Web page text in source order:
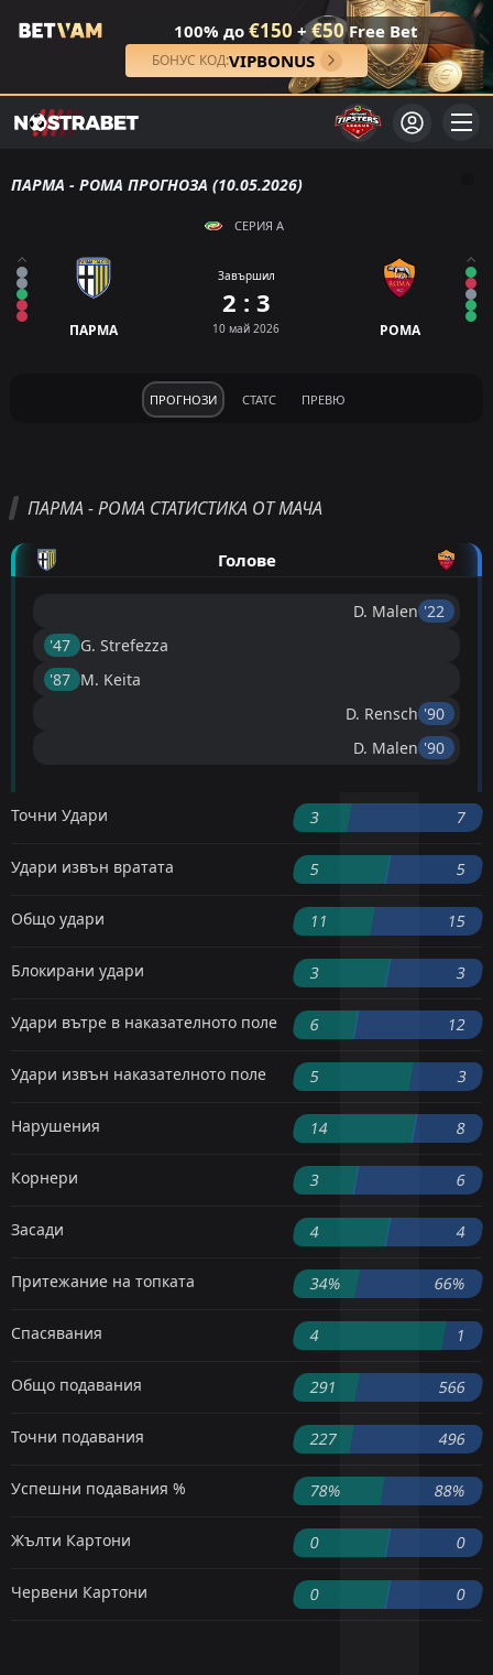
100% до €150 + €50Free Bet
БОНУС КОД:VIPBONUS
ПАРМА - РОМА ПРОГНОЗА (10.05.2026)
СЕРИЯ А
ПАРМА
Завършил
2 : 3
10 май 2026 РОМА
ПРОГНОЗИ СТАТС ПРЕВЮ
ПАРМА - РОМА СТАТИСТИКА ОТ МАЧА
Голове
D. Malen '22 ︎
'47 ︎ G. Strefezza
'87 ︎ M. Keita
D. Rensch '90 ︎
D. Malen '90 ︎
Точни Удари 3 7
Удари извън вратата 5 5
Общо удари 11 15
Блокирани удари 3 3
Удари вътре в наказателното поле 6 12
Удари извън наказателното поле 5 3
Нарушения 14 8
Корнери 3 6
Засади 4 4
Притежание на топката 34% 66%
Спасявания 4 1
Общо подавания 291 566
Точни подавания 227 496
Успешни подавания % 78% 88%
Жълти Картони 0 0
Червени Картони 0 0